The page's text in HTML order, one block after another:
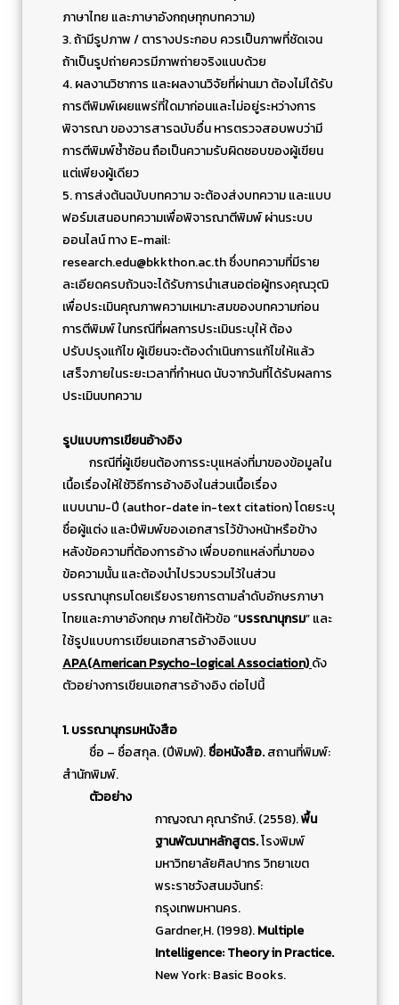
ภาษาไทย และภาษาอังกฤษทุกบทความ)
3. ถ้ามีรูปภาพ / ตารางประกอบ ควรเป็นภาพที่ชัดเจน
ถ้าเป็นรูปถ่ายควรมีภาพถ่ายจริงแนบด้วย
4. ผลงานวิชาการ และผลงานวิจัยที่ผ่านมา ต้องไม่ได้รับ
การตีพิมพ์เผยแพร่ที่ใดมาก่อนและไม่อยู่ระหว่างการ
พิจารณา ของวารสารฉบับอื่น หารตรวจสอบพบว่ามี
การตีพิมพ์ซ้ำซ้อน ถือเป็นความรับผิดชอบของผู้เขียน
แต่เพียงผู้เดียว
5. การส่งต้นฉบับบทความ จะต้องส่งบทความ และแบบ
ฟอร์มเสนอบทความเพื่อพิจารณาตีพิมพ์ ผ่านระบบ
ออนไลน์ ทาง E-mail:
research.edu@bkkthon.ac.thซึ่งบทความที่มีราย
ละเอียดครบถ้วนจะได้รับการนำเสนอต่อผู้ทรงคุณวุฒิ
เพื่อประเมินคุณภาพความเหมาะสมของบทความก่อน
การตีพิมพ์ ในกรณีที่ผลการประเมินระบุให้ ต้อง
ปรับปรุงแก้ไข ผู้เขียนจะต้องดำเนินการแก้ไขให้แล้ว
เสร็จภายในระยะเวลาที่กำหนด นับจากวันที่ได้รับผลการ
ประเมินบทความ
รูปแบบการเขียนอ้างอิง
กรณีที่ผู้เขียนต้องการระบุแหล่งที่มาของข้อมูลใน
เนื้อเรื่องให้ใช้วิธีการอ้างอิงในส่วนเนื้อเรื่อง
แบบนาม-ปี (author-date in-text citation) โดยระบุ
ชื่อผู้แต่ง และปีพิมพ์ของเอกสารไว้ข้างหน้าหรือข้าง
หลังข้อความที่ต้องการอ้าง เพื่อบอกแหล่งที่มาของ
ข้อความนั้น และต้องนำไปรวบรวมไว้ในส่วน
บรรณานุกรมโดยเรียงรายการตามลำดับอักษรภาษา
ไทยและภาษาอังกฤษ ภายใต้หัวข้อ “บรรณานุกรม” และ
ใช้รูปแบบการเขียนเอกสารอ้างอิงแบบ
APA(American Psycho-logical Association)ดัง
ตัวอย่างการเขียนเอกสารอ้างอิง ต่อไปนี้
1. บรรณานุกรมหนังสือ
ชื่อ – ชื่อสกุล. (ปีพิมพ์).ชื่อหนังสือ.สถานที่พิมพ์:
สำนักพิมพ์.
ตัวอย่าง
กาญจณา คุณารักษ์. (2558).พื้น
ฐานพัฒนาหลักสูตร.โรงพิมพ์
มหาวิทยาลัยศิลปากร วิทยาเขต
พระราชวังสนมจันทร์:
กรุงเทพมหานคร.
Gardner,H. (1998).Multiple
Intelligence: Theory in Practice.
New York: Basic Books.